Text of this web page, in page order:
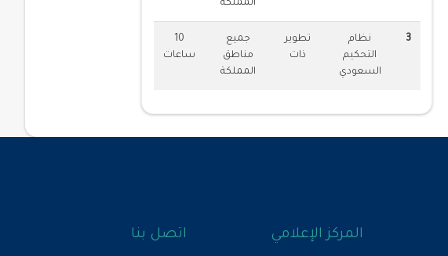
المملكة
3
نظام
التحكيم
السعودي
تطوير
ذات
جميع
مناطق
المملكة
10
ساعات
المركز الإعلامي اتصل بنا